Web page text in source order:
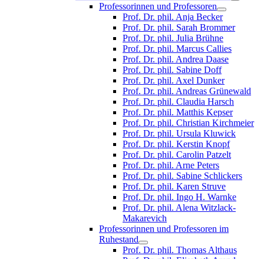
Professorinnen und Professoren
Prof. Dr. phil. Anja Becker
Prof. Dr. phil. Sarah Brommer
Prof. Dr. phil. Julia Brühne
Prof. Dr. phil. Marcus Callies
Prof. Dr. phil. Andrea Daase
Prof. Dr. phil. Sabine Doff
Prof. Dr. phil. Axel Dunker
Prof. Dr. phil. Andreas Grünewald
Prof. Dr. phil. Claudia Harsch
Prof. Dr. phil. Matthis Kepser
Prof. Dr. phil. Christian Kirchmeier
Prof. Dr. phil. Ursula Kluwick
Prof. Dr. phil. Kerstin Knopf
Prof. Dr. phil. Carolin Patzelt
Prof. Dr. phil. Arne Peters
Prof. Dr. phil. Sabine Schlickers
Prof. Dr. phil. Karen Struve
Prof. Dr. phil. Ingo H. Warnke
Prof. Dr. phil. Alena Witzlack-
Makarevich
Professorinnen und Professoren im
Ruhestand
Prof. Dr. phil. Thomas Althaus